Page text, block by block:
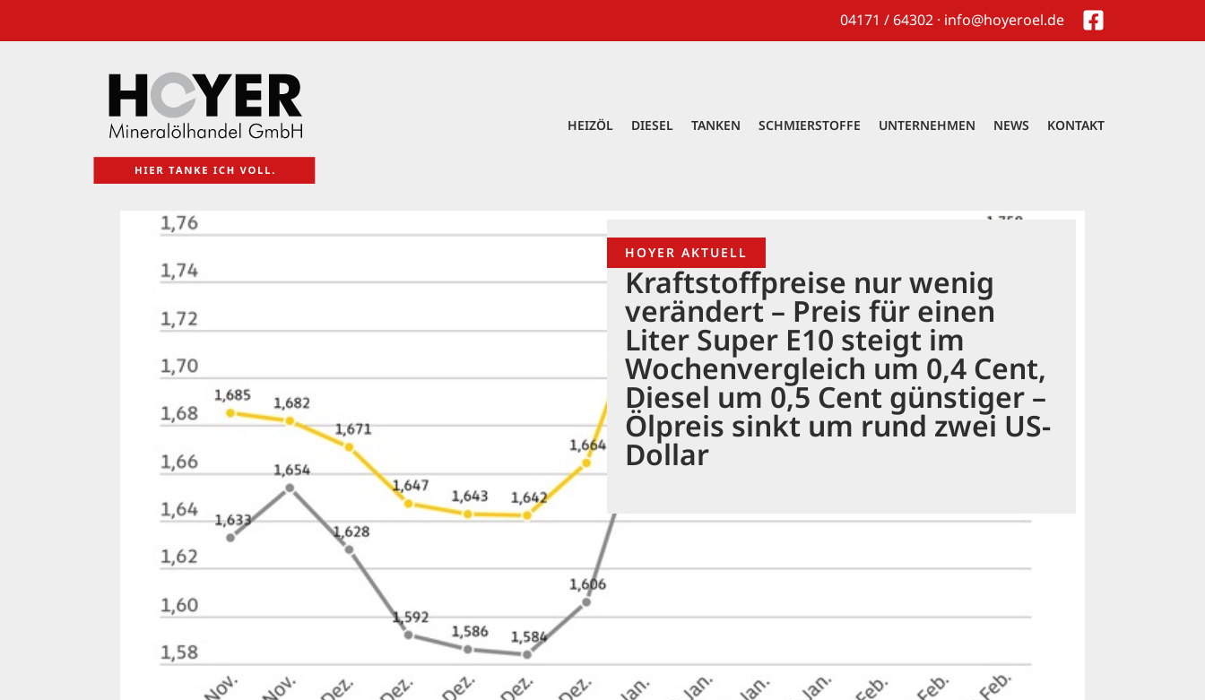
04171 / 64302 · info@hoyeroel.de
HEIZÖL DIESEL TANKEN SCHMIERSTOFFE UNTERNEHMEN NEWS KONTAKT
HOYER AKTUELL
Kraftstoffpreise nur wenig
verändert – Preis für einen
Liter Super E10 steigt im
Wochenvergleich um 0,4 Cent,
Diesel um 0,5 Cent günstiger –
Ölpreis sinkt um rund zwei US-
Dollar